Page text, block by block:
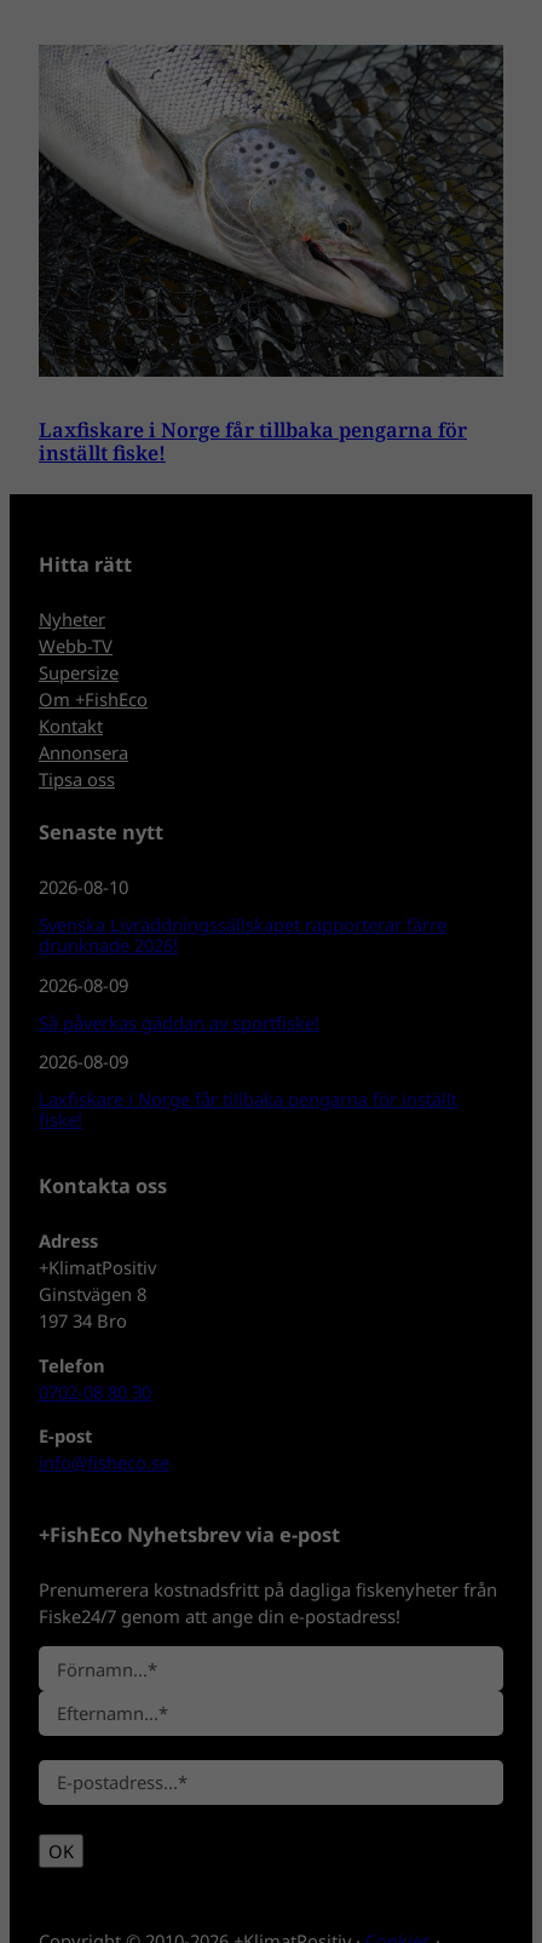
Laxfiskare i Norge får tillbaka pengarna för
inställt fiske!
Hitta rätt
Nyheter
Webb-TV
Supersize
Om +FishEco
Kontakt
Annonsera
Tipsa oss
Senaste nytt
2026-08-10
Svenska Livräddningssällskapet rapporterar färre
drunknade 2026!
2026-08-09
Så påverkas gäddan av sportfiske!
2026-08-09
Laxfiskare i Norge får tillbaka pengarna för inställt
fiske!
Kontakta oss
Adress
+KlimatPositiv
Ginstvägen 8
197 34 Bro
Telefon
0702-08 80 30
E-post
info@fisheco.se
+FishEco Nyhetsbrev via e-post
Prenumerera kostnadsfritt på dagliga fiskenyheter från
Fiske24/7 genom att ange din e-postadress!
N
a
n
*
F
ö
r
a
m
n
t
m
E
-
*
OK